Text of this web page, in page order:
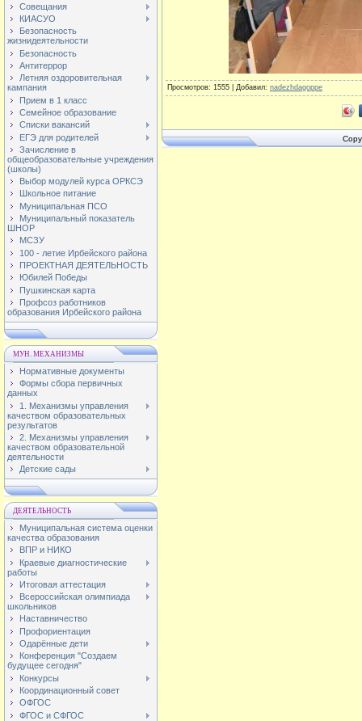
Совещания
КИАСУО
Безопасность
жизнидеятельности
Безопасность
Антитеррор
Летняя оздоровительная
кампания
Прием в 1 класс
Семейное образование
Списки вакансий
ЕГЭ для родителей
Зачисление в
общеобразовательные учреждения
(школы)
Выбор модулей курса ОРКСЭ
Школьное питание
Муниципальная ПСО
Муниципальный показатель
ШНОР
МСЗУ
100 - летие Ирбейского района
ПРОЕКТНАЯ ДЕЯТЕЛЬНОСТЬ
Юбилей Победы
Пушкинская карта
Профсоз работников
образования Ирбейского района
МУН. МЕХАНИЗМЫ
Нормативные документы
Формы сбора первичных
данных
1. Механизмы управления
качеством образовательных
результатов
2. Механизмы управления
качеством образовательной
деятельности
Детские сады
ДЕЯТЕЛЬНОСТЬ
Муниципальная система оценки
качества образования
ВПР и НИКО
Краевые диагностические
работы
Итоговая аттестация
Всероссийская олимпиада
школьников
Наставничество
Профориентация
Одарённые дети
Конференция "Создаем
будущее сегодня"
Конкурсы
Координационный совет
ОФГОС
ФГОС и СФГОС
Просмотров: 1555 | Добавил: nadezhdagoppe